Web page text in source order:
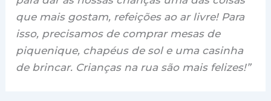
que mais gostam, refeições ao ar livre! Para
isso, precisamos de comprar mesas de
piquenique, chapéus de sol e uma casinha
de brincar. Crianças na rua são mais felizes!”